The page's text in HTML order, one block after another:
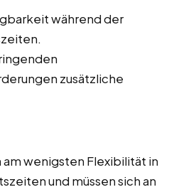
während der
zusätzliche
wenigsten Flexibilität in
und müssen sich an